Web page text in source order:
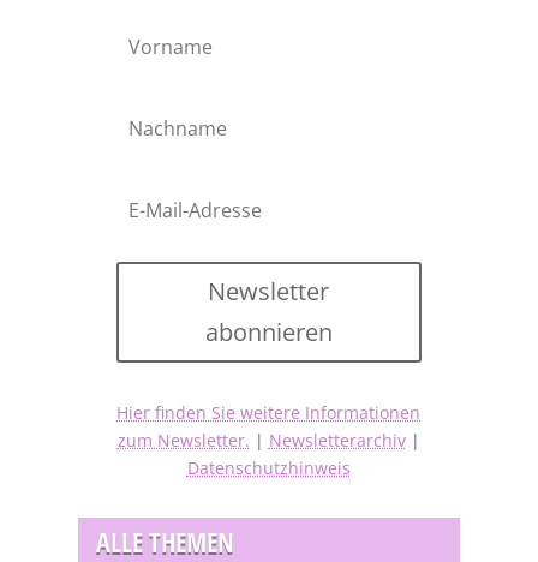
Newsletter
abonnieren
Hier finden Sie weitere Informationen
zum Newsletter. | Newsletterarchiv|
Datenschutzhinweis
ALLE THEMEN